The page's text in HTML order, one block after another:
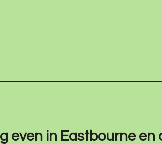
even in Eastbourne